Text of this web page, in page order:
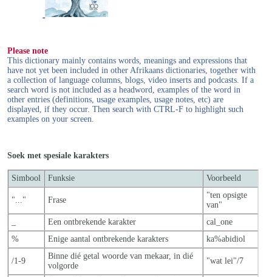
Please note
This dictionary mainly contains words, meanings and expressions that
have not yet been included in other Afrikaans dictionaries, together with
a collection of language columns, blogs, video inserts and podcasts. If a
search word is not included as a headword, examples of the word in
other entries (definitions, usage examples, usage notes, etc) are
displayed, if they occur. Then search with CTRL-F to highlight such
examples on your screen.
Soek met spesiale karakters
Simbool Funksie Voorbeeld
"..." Frase
"ten opsigte
van"
Een ontbrekende karakter
cal_one
%
Enige aantal ontbrekende karakters ka%abidiol
/1-9
Binne dié getal woorde van mekaar, in dié
volgorde
"wat lei"/7